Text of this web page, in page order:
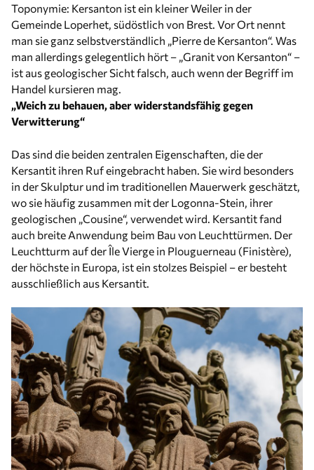
Toponymie: Kersanton ist ein kleiner Weiler in der
Gemeinde Loperhet, südöstlich von Brest. Vor Ort nennt
man sie ganz selbstverständlich „Pierre de Kersanton“. Was
man allerdings gelegentlich hört – „Granit von Kersanton“ –
ist aus geologischer Sicht falsch, auch wenn der Begriff im
Handel kursieren mag.
„Weich zu behauen, aber widerstandsfähig gegen
Verwitterung“
Das sind die beiden zentralen Eigenschaften, die der
Kersantit ihren Ruf eingebracht haben. Sie wird besonders
in der Skulptur und im traditionellen Mauerwerk geschätzt,
wo sie häufig zusammen mit der Logonna-Stein, ihrer
geologischen „Cousine“, verwendet wird. Kersantit fand
auch breite Anwendung beim Bau von Leuchttürmen. Der
Leuchtturm auf der Île Vierge in Plouguerneau (Finistère),
der höchste in Europa, ist ein stolzes Beispiel – er besteht
ausschließlich aus Kersantit.